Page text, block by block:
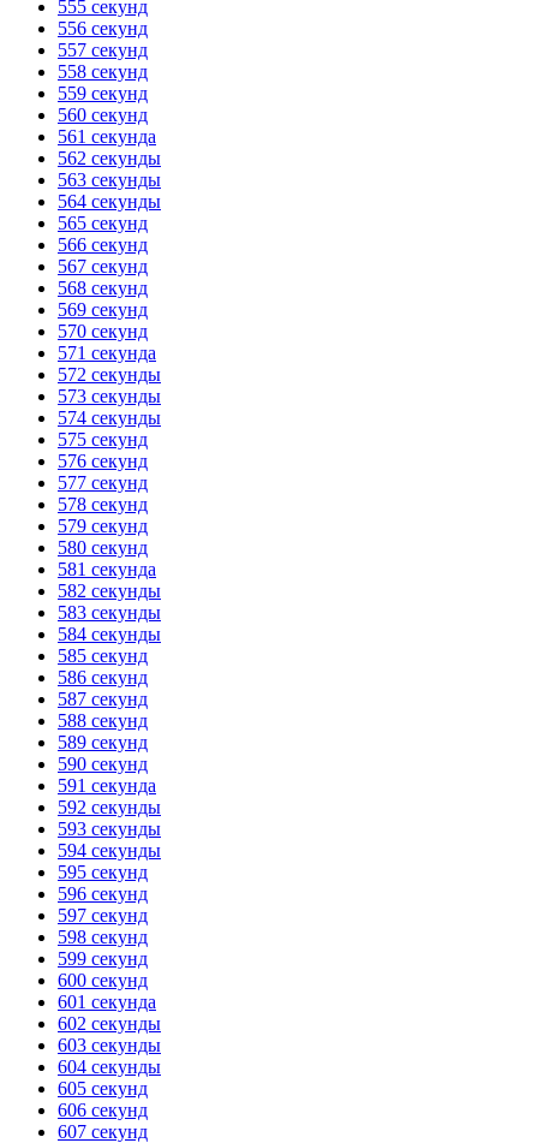
HANDY TIMERS
555 секунд
556 секунд
557 секунд
558 секунд
559 секунд
560 секунд
561 секунда
562 секунды
563 секунды
564 секунды
565 секунд
566 секунд
567 секунд
568 секунд
569 секунд
570 секунд
571 секунда
572 секунды
573 секунды
574 секунды
575 секунд
576 секунд
577 секунд
578 секунд
579 секунд
580 секунд
581 секунда
582 секунды
583 секунды
584 секунды
585 секунд
586 секунд
587 секунд
588 секунд
589 секунд
590 секунд
591 секунда
592 секунды
593 секунды
594 секунды
595 секунд
596 секунд
597 секунд
598 секунд
599 секунд
600 секунд
601 секунда
602 секунды
603 секунды
604 секунды
605 секунд
606 секунд
607 секунд